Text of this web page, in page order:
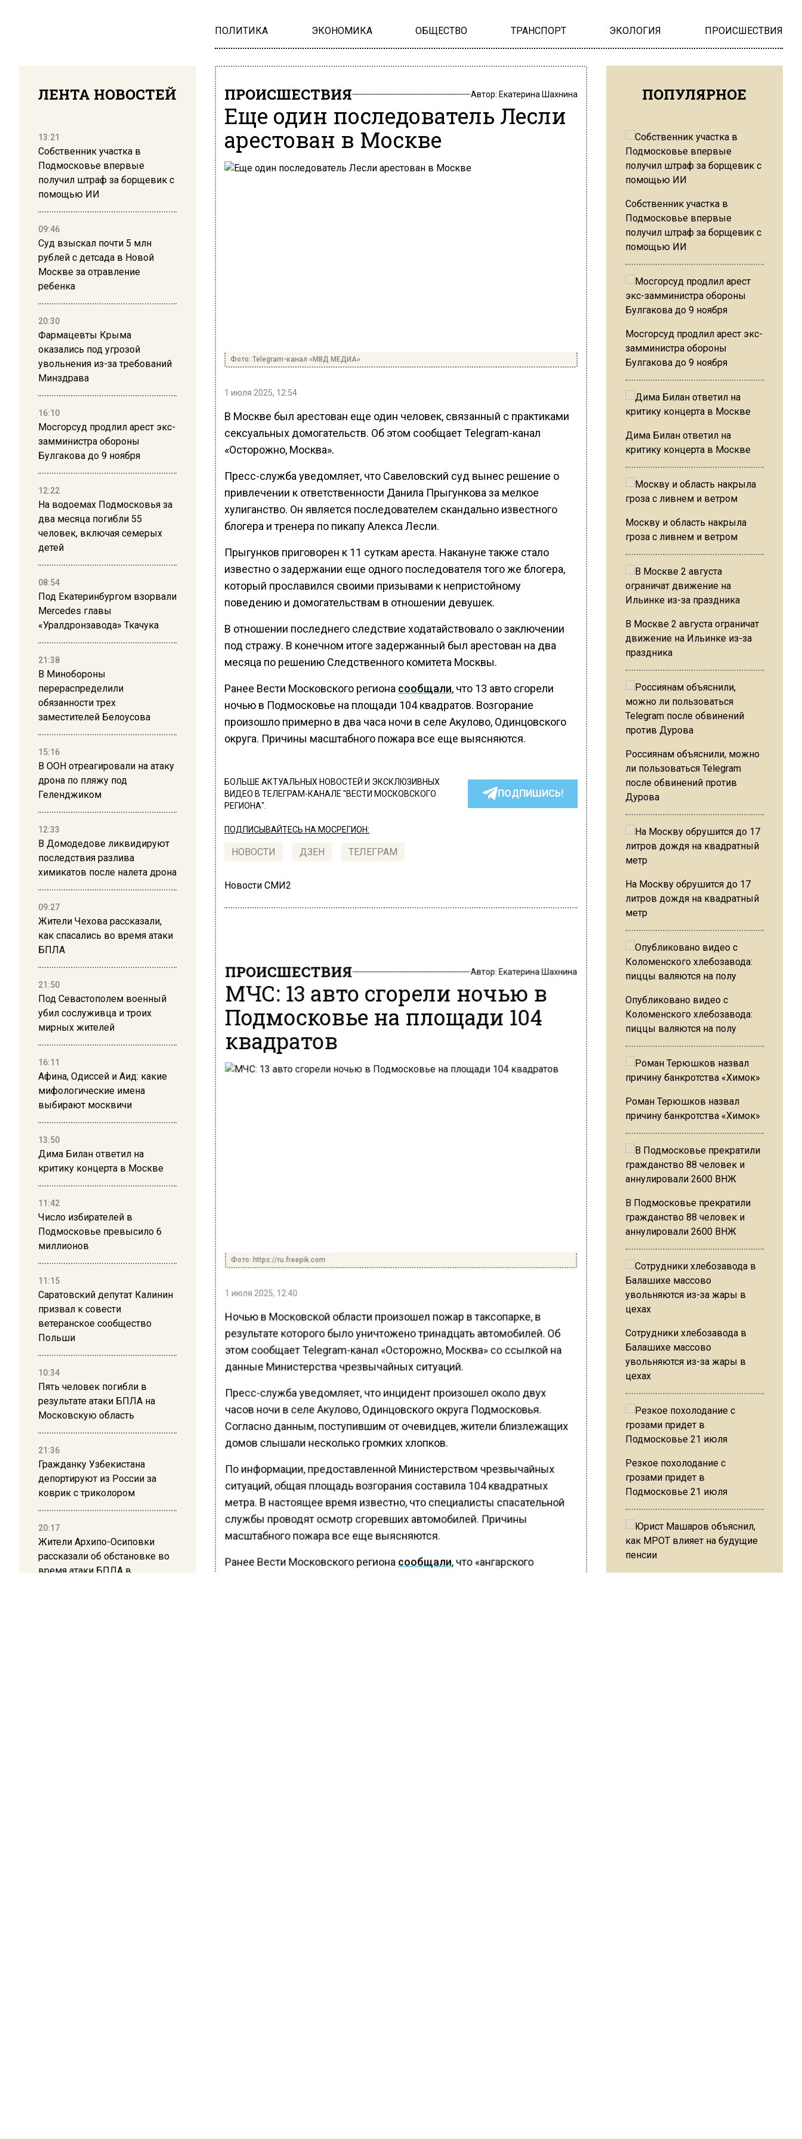
ПОЛИТИКА ЭКОНОМИКА ОБЩЕСТВО ТРАНСПОРТ ЭКОЛОГИЯ ПРОИСШЕСТВИЯ
ЛЕНТА НОВОСТЕЙ
13:21
Собственник участка в
Подмосковье впервые
получил штраф за борщевик с
помощью ИИ
09:46
Суд взыскал почти 5 млн
рублей с детсада в Новой
Москве за отравление
ребенка
20:30
Фармацевты Крыма
оказались под угрозой
увольнения из-за требований
Минздрава
16:10
Мосгорсуд продлил арест экс-
замминистра обороны
Булгакова до 9 ноября
12:22
На водоемах Подмосковья за
два месяца погибли 55
человек, включая семерых
детей
08:54
Под Екатеринбургом взорвали
Mercedes главы
«Уралдронзавода» Ткачука
21:38
В Минобороны
перераспределили
обязанности трех
заместителей Белоусова
15:16
В ООН отреагировали на атаку
дрона по пляжу под
Геленджиком
12:33
В Домодедове ликвидируют
последствия разлива
химикатов после налета дрона
09:27
Жители Чехова рассказали,
как спасались во время атаки
БПЛА
21:50
Под Севастополем военный
убил сослуживца и троих
мирных жителей
16:11
Афина, Одиссей и Аид: какие
мифологические имена
выбирают москвичи
13:50
Дима Билан ответил на
критику концерта в Москве
11:42
Число избирателей в
Подмосковье превысило 6
миллионов
11:15
Саратовский депутат Калинин
призвал к совести
ветеранское сообщество
Польши
10:34
Пять человек погибли в
результате атаки БПЛА на
Московскую область
21:36
Гражданку Узбекистана
депортируют из России за
коврик с триколором
20:17
Жители Архипо-Осиповки
рассказали об обстановке во
время атаки БПЛА в
ПРОИСШЕСТВИЯ Автор: Екатерина Шахнина
Еще один последователь Лесли
арестован в Москве
Фото: Telegram-канал «МВД МЕДИА»
1 июля 2025, 12:54
В Москве был арестован еще один человек, связанный с практиками
сексуальных домогательств. Об этом сообщает Telegram-канал
«Осторожно, Москва».
Пресс-служба уведомляет, что Савеловский суд вынес решение о
привлечении к ответственности Данила Прыгункова за мелкое
хулиганство. Он является последователем скандально известного
блогера и тренера по пикапу Алекса Лесли.
Прыгунков приговорен к 11 суткам ареста. Накануне также стало
известно о задержании еще одного последователя того же блогера,
который прославился своими призывами к непристойному
поведению и домогательствам в отношении девушек.
В отношении последнего следствие ходатайствовало о заключении
под стражу. В конечном итоге задержанный был арестован на два
месяца по решению Следственного комитета Москвы.
Ранее Вести Московского региона сообщали, что 13 авто сгорели
ночью в Подмосковье на площади 104 квадратов. Возгорание
произошло примерно в два часа ночи в селе Акулово, Одинцовского
округа. Причины масштабного пожара все еще выясняются.
БОЛЬШЕ АКТУАЛЬНЫХ НОВОСТЕЙ И ЭКСКЛЮЗИВНЫХ
ВИДЕО В ТЕЛЕГРАМ-КАНАЛЕ "ВЕСТИ МОСКОВСКОГО
РЕГИОНА".
ПОДПИШИСЬ!
ПОДПИСЫВАЙТЕСЬ НА МОСРЕГИОН:
НОВОСТИ ДЗЕН ТЕЛЕГРАМ
Новости СМИ2
ПРОИСШЕСТВИЯ Автор: Екатерина Шахнина
МЧС: 13 авто сгорели ночью в
Подмосковье на площади 104
квадратов
Фото: https://ru.freepik.com
1 июля 2025, 12:40
Ночью в Московской области произошел пожар в таксопарке, в
результате которого было уничтожено тринадцать автомобилей. Об
этом сообщает Telegram-канал «Осторожно, Москва» со ссылкой на
данные Министерства чрезвычайных ситуаций.
Пресс-служба уведомляет, что инцидент произошел около двух
часов ночи в селе Акулово, Одинцовского округа Подмосковья.
Согласно данным, поступившим от очевидцев, жители близлежащих
домов слышали несколько громких хлопков.
По информации, предоставленной Министерством чрезвычайных
ситуаций, общая площадь возгорания составила 104 квадратных
метра. В настоящее время известно, что специалисты спасательной
службы проводят осмотр сгоревших автомобилей. Причины
масштабного пожара все еще выясняются.
Ранее Вести Московского региона сообщали, что «ангарского
ПОПУЛЯРНОЕ
Собственник участка в
Подмосковье впервые
получил штраф за борщевик с
помощью ИИ
Мосгорсуд продлил арест экс-
замминистра обороны
Булгакова до 9 ноября
Дима Билан ответил на
критику концерта в Москве
Москву и область накрыла
гроза с ливнем и ветром
В Москве 2 августа ограничат
движение на Ильинке из-за
праздника
Россиянам объяснили, можно
ли пользоваться Telegram
после обвинений против
Дурова
На Москву обрушится до 17
литров дождя на квадратный
метр
Опубликовано видео с
Коломенского хлебозавода:
пиццы валяются на полу
Роман Терюшков назвал
причину банкротства «Химок»
В Подмосковье прекратили
гражданство 88 человек и
аннулировали 2600 ВНЖ
Сотрудники хлебозавода в
Балашихе массово
увольняются из-за жары в
цехах
Резкое похолодание с
грозами придет в
Подмосковье 21 июля